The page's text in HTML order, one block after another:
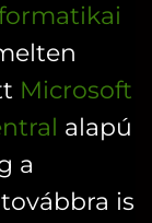
Microsoft
alapú
a
továbbra is